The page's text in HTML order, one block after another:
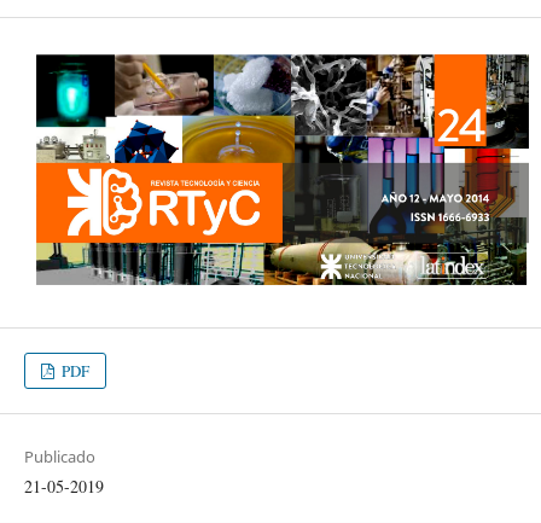
PDF
Publicado
21-05-2019